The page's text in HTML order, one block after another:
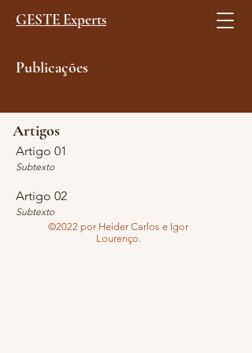
GESTE Experts
Publicações
Artigos
Artigo 01
Subtexto
Artigo 02
Subtexto
©2022 por Heider Carlos e Igor
Lourenço.